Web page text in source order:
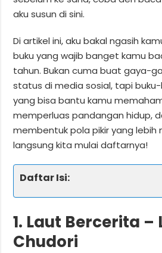
aku susun di sini.
Di artikel ini, aku bakal ngasih
buku yang wajib banget kamu
tahun. Bukan cuma buat gaya-
status di media sosial, tapi buku-
yang bisa bantu kamu
memperluas pandangan hidup,
membentuk pola pikir yang lebih
langsung kita mulai daftarnya!
Daftar Isi:
1. Laut Bercerita –
Chudori